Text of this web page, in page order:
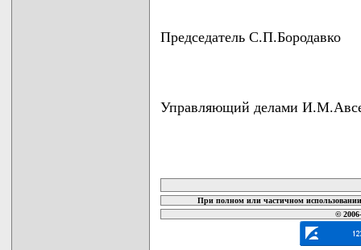
Председатель С.П.Бородавко
Управляющий делами
При полном или частичном
©